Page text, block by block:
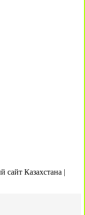
Казахстана |